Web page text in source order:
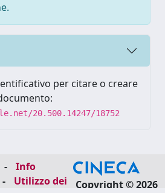
per citare o creare
20.500.14247/18752
-
Info
-
Utilizzo dei
Copyright © 2026